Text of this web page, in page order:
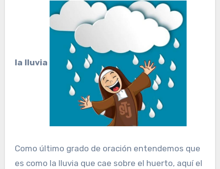
la lluvia
Como último grado de oración entendemos que
es como la lluvia que cae sobre el huerto, aquí el